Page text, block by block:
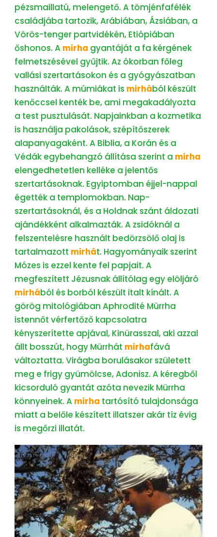
pézsmaillatú, melengető. A tömjénfafélék
családjába tartozik, Arábiában, Ázsiában, a
Vörös-tenger partvidékén, Etiópiában
őshonos. A mirha gyantáját a fa kérgének
felmetszésével gyűjtik. Az ókorban főleg
vallási szertartásokon és a gyógyászatban
használták. A múmiákat is mirhából készült
kenőccsel kenték be, ami megakadályozta
a test pusztulását. Napjainkban a kozmetika
is használja pakolások, szépítőszerek
alapanyagaként. A Biblia, a Korán és a
Védák egybehangzó állítása szerint a mirha
elengedhetetlen kelléke a jelentős
szertartásoknak. Egyiptomban éjjel-nappal
égették a templomokban. Nap-
szertartásoknál, és a Holdnak szánt áldozati
ajándékként alkalmazták. A zsidóknál a
felszentelésre használt bedörzsölő olaj is
tartalmazott mirhát. Hagyományaik szerint
Mózes is ezzel kente fel papjait. A
megfeszített Jézusnak állítólag egy elöljáró
mirhából és borból készült italt kínált. A
görög mitológiában Aphrodité Mürrha
istennőt vérfertőző kapcsolatra
kényszerítette apjával, Kinürasszal, aki azzal
állt bosszút, hogy Mürrhát mirhafává
változtatta. Virágba borulásakor született
meg e frigy gyümölcse, Adonisz. A kéregből
kicsorduló gyantát azóta nevezik Mürrha
könnyeinek. A mirha tartósító tulajdonsága
miatt a belőle készített illatszer akár tíz évig
is megőrzi illatát.